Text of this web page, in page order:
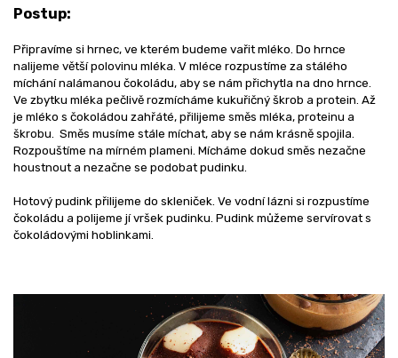
Postup:
Připravíme si hrnec, ve kterém budeme vařit mléko. Do hrnce
nalijeme větší polovinu mléka. V mléce rozpustíme za stálého
míchání nalámanou čokoládu, aby se nám přichytla na dno hrnce.
Ve zbytku mléka pečlivě rozmícháme kukuřičný škrob a protein. Až
je mléko s čokoládou zahřáté, přilijeme směs mléka, proteinu a
škrobu. Směs musíme stále míchat, aby se nám krásně spojila.
Rozpouštíme na mírném plameni. Mícháme dokud směs nezačne
houstnout a nezačne se podobat pudinku.
Hotový pudink přilijeme do skleniček. Ve vodní lázni si rozpustíme
čokoládu a polijeme jí vršek pudinku. Pudink můžeme servírovat s
čokoládovými hoblinkami.